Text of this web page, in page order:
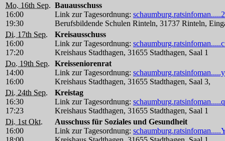
Mo. 16th Sep.
16:00
19:30
Bauausschuss
Link zur Tagesordnung:
Berufsbildende Schulen Rinteln, 31737 Rinteln,
Di. 17th Sep.
16:00
17:20
Kreisausschuss
Link zur Tagesordnung:
Kreishaus Stadthagen, 31655 Stadthagen, Saal 1
Do. 19th Sep.
14:00
16:00
Kreisseniorenrat
Link zur Tagesordnung:
Kreishaus Stadthagen, 31655 Stadthagen, Saal 3,
Di. 24th Sep.
16:30
17:23
Kreistag
Link zur Tagesordnung:
Kreishaus Stadthagen, 31655 Stadthagen, Saal 1
Di. 1st Okt.
16:00
Ausschuss für Soziales und Gesundheit
Link zur Tagesordnung: